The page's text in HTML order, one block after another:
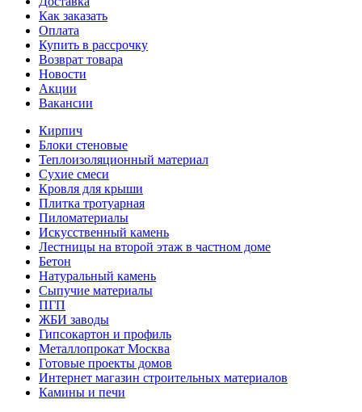
Как заказать
Оплата
Купить в рассрочку
Возврат товара
Новости
Акции
Вакансии
Кирпич
Блоки стеновые
Теплоизоляционный материал
Сухие смеси
Кровля для крыши
Плитка тротуарная
Пиломатериалы
Искусственный камень
Лестницы на второй этаж в частном доме
Бетон
Натуральный камень
Сыпучие материалы
ПГП
ЖБИ заводы
Гипсокартон и профиль
Металлопрокат Москва
Готовые проекты домов
Интернет магазин строительных материалов
Камины и печи